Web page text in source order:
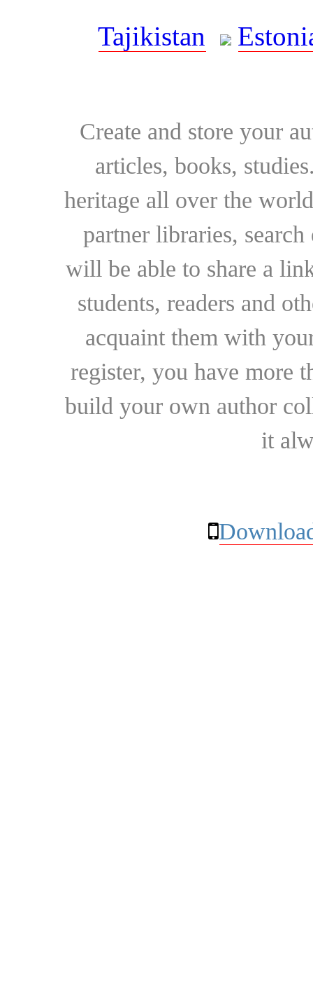
Tajikistan
Create and store your
articles, books,
heritage all over the
partner libraries,
will be able to share a
students, readers and
acquaint them with
register, you have more
build your own author
it